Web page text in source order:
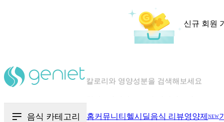
신규 회원
혈당 · 다이어트 음식 검색해보세요
음식 카테고리 홈커뮤니티 헬시딜음식 리뷰영양제 NEW